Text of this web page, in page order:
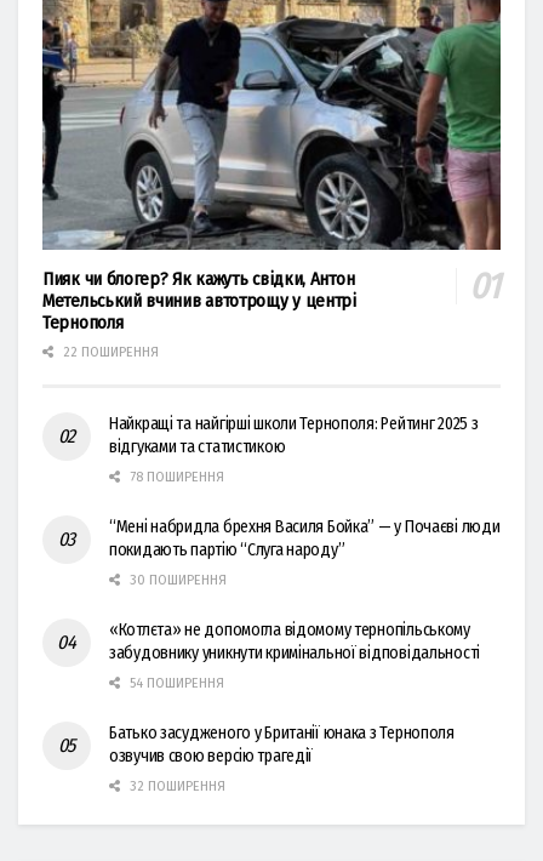
Пияк чи блогер? Як кажуть свідки, Антон
Метельський вчинив автотрощу у центрі
Тернополя
22 ПОШИРЕННЯ
Найкращі та найгірші школи Тернополя: Рейтинг 2025 з
відгуками та статистикою
78 ПОШИРЕННЯ
“Мені набридла брехня Василя Бойка” — у Почаєві люди
покидають партію “Слуга народу”
30 ПОШИРЕННЯ
«Котлєта» не допомогла відомому тернопільському
забудовнику уникнути кримінальної відповідальності
54 ПОШИРЕННЯ
Батько засудженого у Британії юнака з Тернополя
озвучив свою версію трагедії
32 ПОШИРЕННЯ